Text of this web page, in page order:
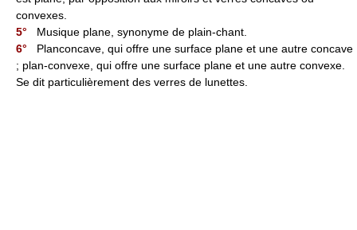
convexes.
5° Musique plane, synonyme de plain-chant.
6° Planconcave, qui offre une surface plane et une autre concave
; plan-convexe, qui offre une surface plane et une autre convexe.
Se dit particulièrement des verres de lunettes.